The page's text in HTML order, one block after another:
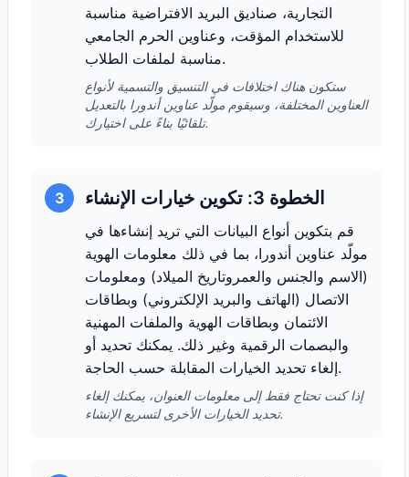
التجارية، صناديق البريد الافتراضية مناسبة
للاستخدام المؤقت، وعناوين الحرم الجامعي
مناسبة لملفات الطلاب.
ستكون هناك اختلافات في التنسيق والتسمية لأنواع
العناوين المختلفة، وسيقوم مولّد عناوين أندورا بالتعديل
تلقائيًا بناءً على اختيارك.
3 الخطوة 3: تكوين خيارات الإنشاء
قم بتكوين أنواع البيانات التي تريد إنشاءها في
مولّد عناوين أندورا، بما في ذلك معلومات الهوية
(الاسم والجنس والعمروتاريخ الميلاد) ومعلومات
الاتصال (الهاتف والبريد الإلكتروني) وبطاقات
الائتمان وبطاقات الهوية والملفات المهنية
والبصمات الرقمية وغير ذلك. يمكنك تحديد أو
إلغاء تحديد الخيارات المقابلة حسب الحاجة.
إذا كنت تحتاج فقط إلى معلومات العنوان، يمكنك إلغاء
تحديد الخيارات الأخرى لتسريع الإنشاء.